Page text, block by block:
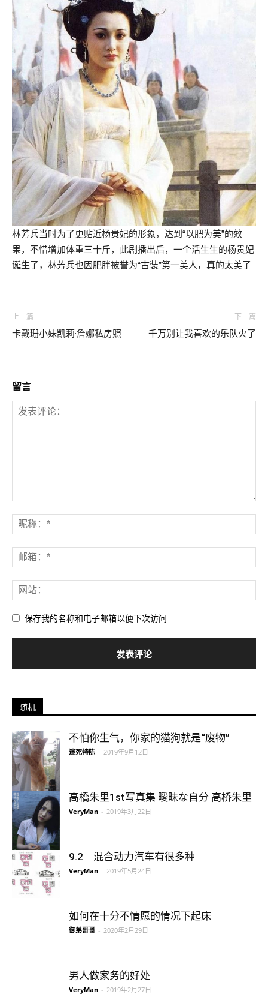
林芳兵当时为了更贴近杨贵妃的形象，达到“以肥为美”的效
果，不惜增加体重三十斤，此剧播出后，一个活生生的杨贵妃
诞生了，林芳兵也因肥胖被誉为“古装”第一美人，真的太美了
上一篇
卡戴珊小妹凯莉·詹娜私房照
下一篇
千万别让我喜欢的乐队火了
留言
保存我的名称和电子邮箱以便下次访问
随机
不怕你生气，你家的猫狗就是“废物”
迷死特陈 - 2019年9月12日
高橋朱里1st写真集 曖昧な自分 高桥朱里
VeryMan - 2019年3月22日
9.2 混合动力汽车有很多种
VeryMan - 2019年5月24日
如何在十分不情愿的情况下起床
御弟哥哥 - 2020年2月29日
男人做家务的好处
VeryMan - 2019年2月27日